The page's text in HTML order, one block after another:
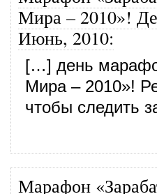
Мира – 2010»!
Июнь, 2010:
[…] день
Мира – 2010»!
чтобы следить
Марафон